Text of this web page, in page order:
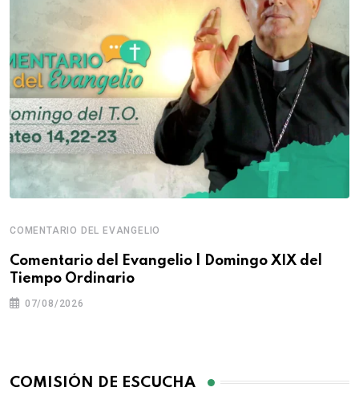
COMENTARIO DEL EVANGELIO
Comentario del Evangelio | Domingo XIX del
Tiempo Ordinario
07/08/2026
COMISIÓN DE ESCUCHA